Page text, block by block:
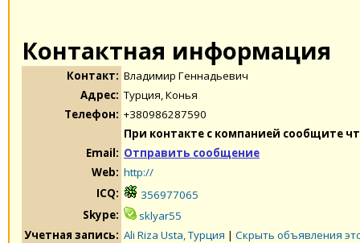
Контактная информация
Контакт: Владимир Геннадьевич
Адрес: Турция, Конья
Телефон: +380986287590
При контакте с компанией сообщите
Email: Отправить сообщение
Web: http://
ICQ:
356977065
Skype:
sklyar55
Учетная запись: Ali Riza Usta, Турция | Скрыть объявления